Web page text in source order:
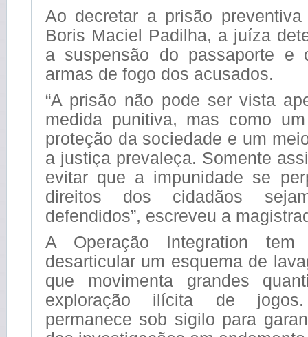
Ao decretar a prisão
Boris Maciel Padilha, a juíza
a suspensão do passaporte e
armas de fogo dos acusados.
“A prisão não pode ser vista
medida punitiva, mas como
proteção da sociedade e um
a justiça prevaleça. Somente
evitar que a impunidade se
direitos dos cidadãos
defendidos”, escreveu a
A Operação Integration tem
desarticular um esquema de
que movimenta grandes
exploração ilícita de
permanece sob sigilo para